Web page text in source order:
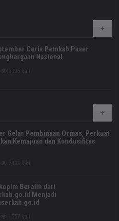
Ceria Pemkab Paser
Nasional
Gelar Pembinaan Ormas, Perkuat
Kemajuan dan Kondusifitas
Beralih dari
Menjadi